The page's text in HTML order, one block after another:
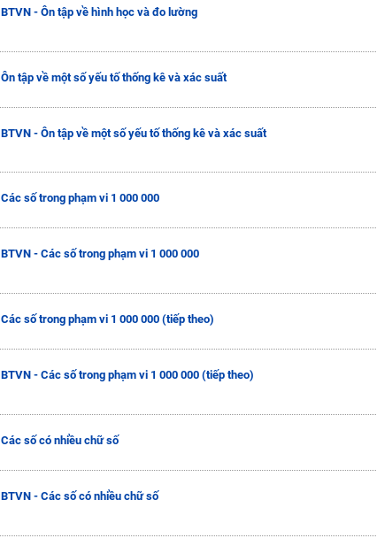
BTVN - Ôn tập về hình học và đo lường
Ôn tập về một số yếu tố thống kê và xác suất
BTVN - Ôn tập về một số yếu tố thống kê và xác suất
Các số trong phạm vi 1 000 000
BTVN - Các số trong phạm vi 1 000 000
Các số trong phạm vi 1 000 000 (tiếp theo)
BTVN - Các số trong phạm vi 1 000 000 (tiếp theo)
Các số có nhiều chữ số
BTVN - Các số có nhiều chữ số